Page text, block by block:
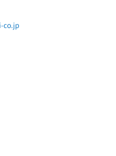
co.jp